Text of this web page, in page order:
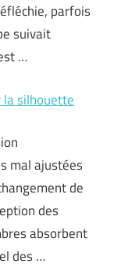
parfois
suivait
…
silhouette
mal ajustées
de
des
absorbent
des …